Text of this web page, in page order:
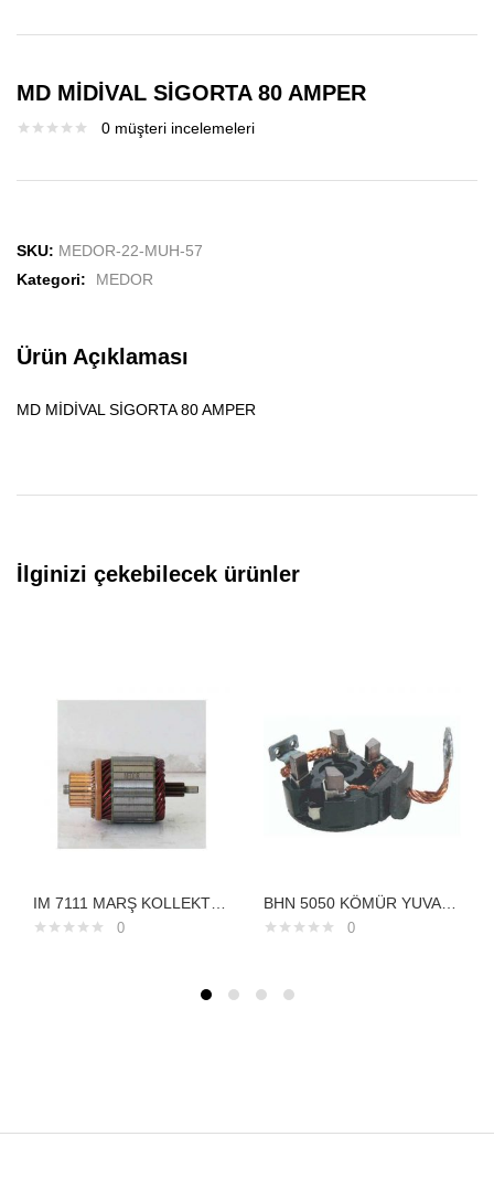
MD MİDİVAL SİGORTA 80 AMPER
0 müşteri incelemeleri
SKU: MEDOR-22-MUH-57
Kategori:
MEDOR
Ürün Açıklaması
MD MİDİVAL SİGORTA 80 AMPER
İlginizi çekebilecek ürünler
0 0